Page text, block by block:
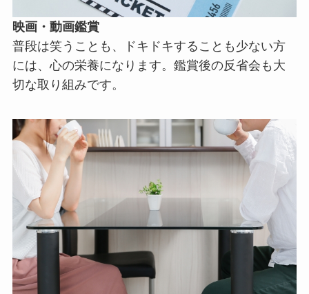
映画・動画鑑賞
普段は笑うことも、ドキドキすることも少ない方
には、心の栄養になります。鑑賞後の反省会も大
切な取り組みです。